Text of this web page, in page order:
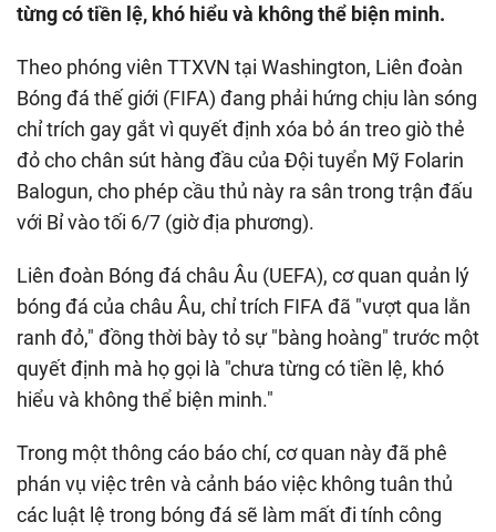
từng có tiền lệ, khó hiểu và không thể biện minh.
Theo phóng viên TTXVN tại Washington, Liên đoàn
Bóng đá thế giới (FIFA) đang phải hứng chịu làn sóng
chỉ trích gay gắt vì quyết định xóa bỏ án treo giò thẻ
đỏ cho chân sút hàng đầu của Đội tuyển Mỹ Folarin
Balogun, cho phép cầu thủ này ra sân trong trận đấu
với Bỉ vào tối 6/7 (giờ địa phương).
Liên đoàn Bóng đá châu Âu (UEFA), cơ quan quản lý
bóng đá của châu Âu, chỉ trích FIFA đã "vượt qua lằn
ranh đỏ," đồng thời bày tỏ sự "bàng hoàng" trước một
quyết định mà họ gọi là "chưa từng có tiền lệ, khó
hiểu và không thể biện minh."
Trong một thông cáo báo chí, cơ quan này đã phê
phán vụ việc trên và cảnh báo việc không tuân thủ
các luật lệ trong bóng đá sẽ làm mất đi tính công